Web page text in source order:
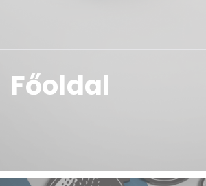
Trófeák és
Főoldal